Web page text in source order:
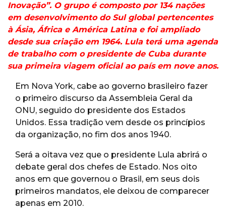
Inovação”. O grupo é composto por 134 nações
em desenvolvimento do Sul global pertencentes
à Ásia, África e América Latina e foi ampliado
desde sua criação em 1964. Lula terá uma agenda
de trabalho com o presidente de Cuba durante
sua primeira viagem oficial ao país em nove anos.
Em Nova York, cabe ao governo brasileiro fazer
o primeiro discurso da Assembleia Geral da
ONU, seguido do presidente dos Estados
Unidos. Essa tradição vem desde os princípios
da organização, no fim dos anos 1940.
Será a oitava vez que o presidente Lula abrirá o
debate geral dos chefes de Estado. Nos oito
anos em que governou o Brasil, em seus dois
primeiros mandatos, ele deixou de comparecer
apenas em 2010.